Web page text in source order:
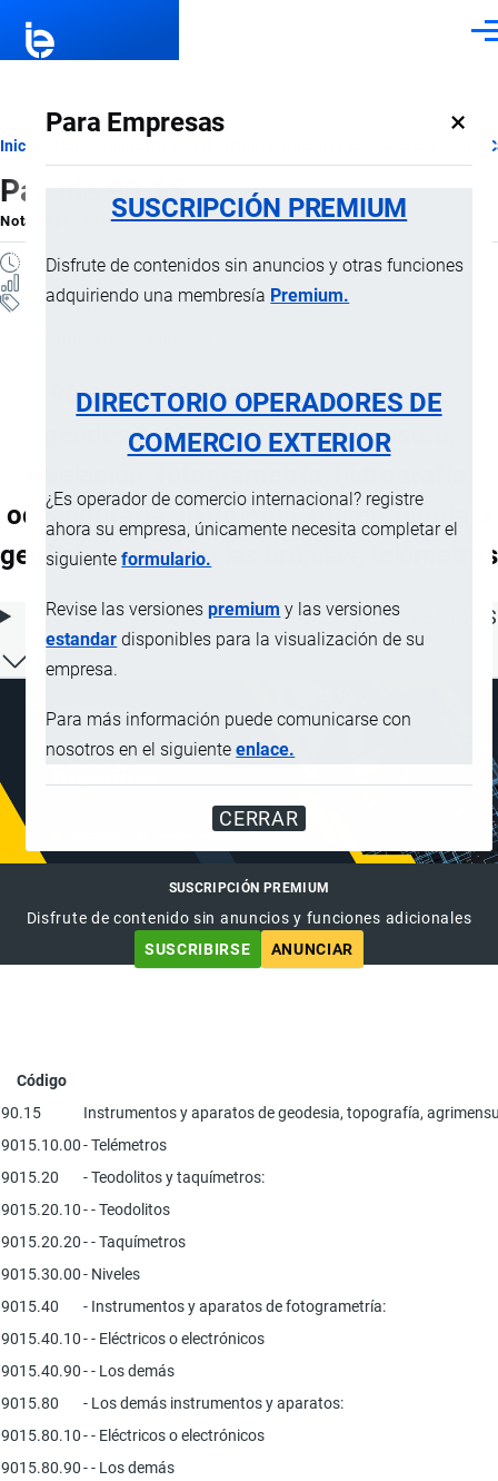
Para Empresas ×
SUSCRIPCIÓN PREMIUM
Disfrute de contenidos sin anuncios y otras funciones
adquiriendo una membresía Premium.
DIRECTORIO OPERADORES DE
COMERCIO EXTERIOR
¿Es operador de comercio internacional? registre
ahora su empresa, únicamente necesita completar el
siguienteformulario.
Revise las versionespremium y las versiones
estandar disponibles para la visualización de su
empresa.
Para más información puede comunicarse con
nosotros en el siguienteenlace.
CERRAR
Ruta
de
navegación
Inicio
Partida 90.15
Nota ExplicativaporImportaciones …, 22 Julio, 2024
8 MINUTOS
Notas Explicativas
90.15 Instrumentos y aparatos de
geodesia, topografía, agrimensura,
oceanografía, hidrología, meteorología o
geofísica, excepto las brújulas; telémetros
ÍNDICE DE CONTENIDOS
SUSCRIPCIÓN PREMIUM
Disfrute de contenido sin anuncios y funciones adicionales
SUSCRIBIRSE
ANUNCIAR
Código
90.15
Instrumentos y aparatos de geodesia, topografía,
9015.10.00- Telémetros
9015.20
- Teodolitos y taquímetros:
9015.20.10- - Teodolitos
9015.20.20- - Taquímetros
9015.30.00- Niveles
9015.40
- Instrumentos y aparatos de fotogrametría:
9015.40.10- - Eléctricos o electrónicos
9015.40.90- - Los demás
9015.80
- Los demás instrumentos y aparatos:
9015.80.10- - Eléctricos o electrónicos
9015.80.90- - Los demás